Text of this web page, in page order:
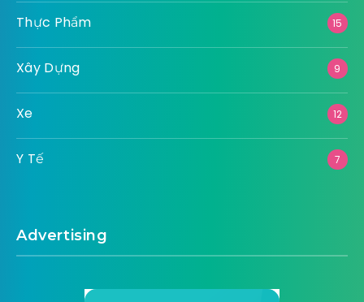
Thực Phẩm 15
Xây Dựng 9
Xe 12
Y Tế 7
Advertising